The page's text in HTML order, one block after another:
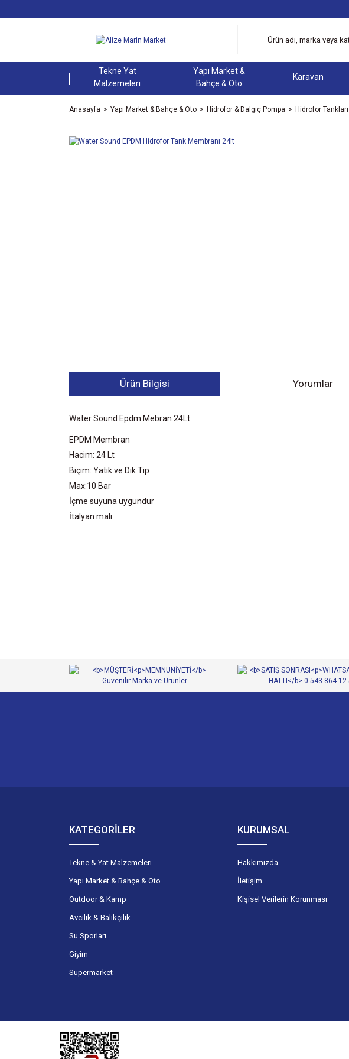
Tekne Yat
Malzemeleri
Yapı Market &
Bahçe & Oto
Karavan
Anasayfa Yapı Market & Bahçe & Oto Hidrofor & Dalgıç Pompa Hidrofor Tankları
Ürün Bilgisi Yorumlar
Water Sound Epdm Mebran 24Lt
EPDM Membran
Hacim: 24 Lt
Biçim: Yatık ve Dik Tip
Max:10 Bar
İçme suyuna uygundur
İtalyan malı
Ürün fiyatı diğer sitelerden daha pahalı.
Bu ürüne benzer farklı alternatifler olmalı.
KATEGORİLER
Tekne & Yat Malzemeleri
Yapı Market & Bahçe & Oto
Outdoor & Kamp
Avcılık & Balıkçılık
Su Sporları
Giyim
Süpermarket
KURUMSAL
Hakkımızda
İletişim
Kişisel Verilerin Korunması